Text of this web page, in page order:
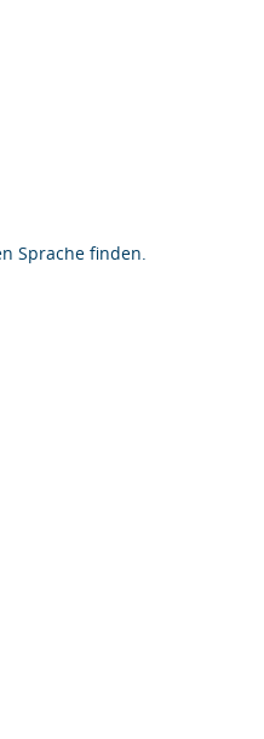
Sprache finden.